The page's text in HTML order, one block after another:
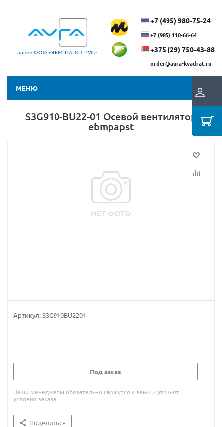
ранее ООО «ЭБМ‑ПАПСТ РУС»
+7 (495) 980-75-24
+7 (985) 110-66-64
+375 (29) ​750-43-88
order@aura-kvadrat.ru
МЕНЮ
S3G910-BU22-01 Осевой вентилятор
ebmpapst
Артикул:S3G910BU2201
Под заказ
Наши менеджеры обязательно свяжутся с вами и уточнят
условия заказа
Поделиться